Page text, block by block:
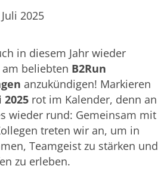
2025
in diesem Jahr wieder
beliebten B2Run
anzukündigen! Markieren
2025 rot im Kalender, denn an
wieder rund: Gemeinsam mit
treten wir an, um in
Teamgeist zu stärken und
zu erleben.